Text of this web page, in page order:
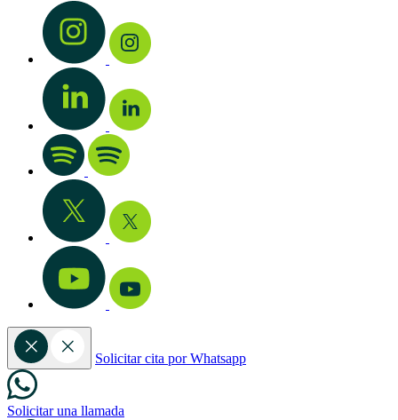
Solicitar cita por Whatsapp
Solicitar una llamada